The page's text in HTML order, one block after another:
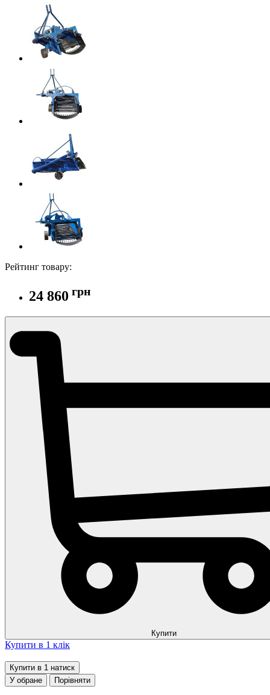
Рейтинг товару:
24 860 грн
Купити
Купити в 1 клік
Купити в 1 натиск
У обране
Порівняти